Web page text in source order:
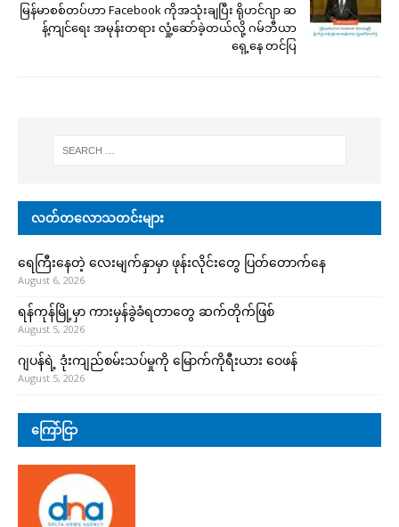
မြန်မာစစ်တပ်ဟာ Facebook ကိုအသုံးချပြီး ရိုဟင်ဂျာ ဆ
န့်ကျင်ရေး အမုန်းတရား လှုံ့ဆော်ခဲ့တယ်လို့ ဂမ်ဘီယာ
ရှေ့နေ တင်ပြ
လတ်တလောသတင်းများ
ရေကြီးနေတဲ့ လေးမျက်နှာမှာ ဖုန်းလိုင်းတွေ ပြတ်တောက်နေ
August 6, 2026
ရန်ကုန်မြို့မှာ ကားမှန်ခွဲခံရတာတွေ ဆက်တိုက်ဖြစ်
August 5, 2026
ဂျပန်ရဲ့ ဒုံးကျည်စမ်းသပ်မှုကို မြောက်ကိုရီးယား ဝေဖန်
August 5, 2026
ကြော်ငြာ